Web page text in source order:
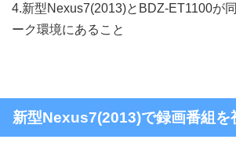
4.新型Nexus7(2013)とBDZ-ET1100が
ーク環境にあること
新型Nexus7(2013)で録画番組を